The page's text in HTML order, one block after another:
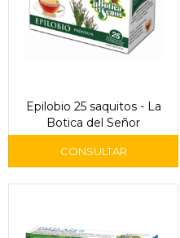
Epilobio 25 saquitos - La
Botica del Señor